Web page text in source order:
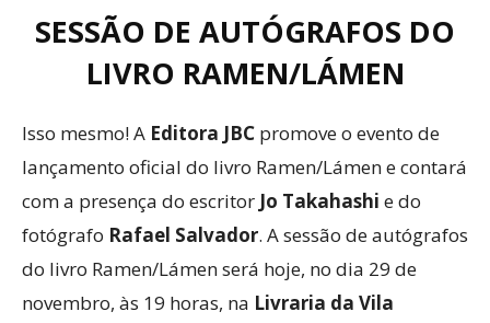
SESSÃO DE AUTÓGRAFOS DO
LIVRO RAMEN/LÁMEN
Isso mesmo! A Editora JBC promove o evento de
lançamento oficial do livro Ramen/Lámen e contará
com a presença do escritor Jo Takahashi e do
fotógrafo Rafael Salvador. A sessão de autógrafos
do livro Ramen/Lámen será hoje, no dia 29 de
novembro, às 19 horas, na Livraria da Vila